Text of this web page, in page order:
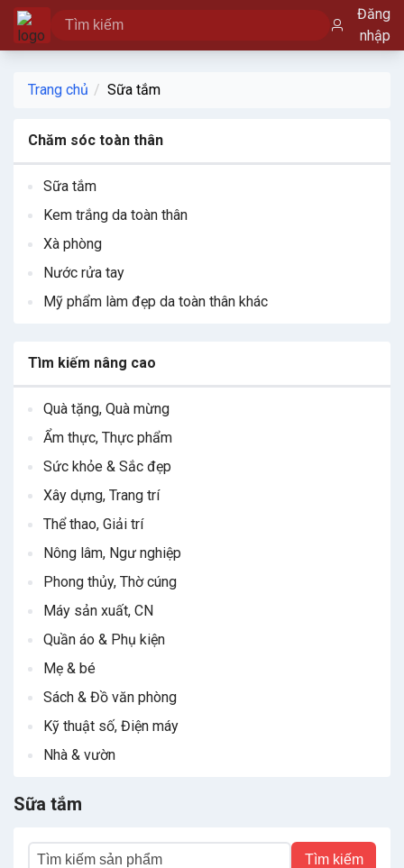
Đăng
nhập
Trang chủ Sữa tắm
Sữa tắm
Tìm kiếm
Chăm sóc toàn thân
Sữa tắm
Kem trắng da toàn thân
Xà phòng
Nước rửa tay
Mỹ phẩm làm đẹp da toàn thân khác
Tìm kiếm nâng cao
Quà tặng, Quà mừng
Ẩm thực, Thực phẩm
Sức khỏe & Sắc đẹp
Xây dựng, Trang trí
Thể thao, Giải trí
Nông lâm, Ngư nghiệp
Phong thủy, Thờ cúng
Máy sản xuất, CN
Quần áo & Phụ kiện
Mẹ & bé
Sách & Đồ văn phòng
Kỹ thuật số, Điện máy
Nhà & vườn